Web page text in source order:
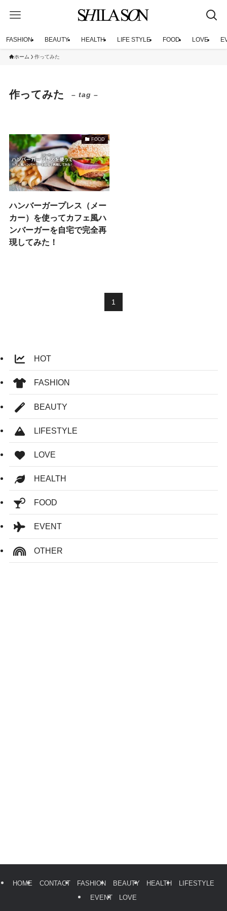
FASHION BEAUTY HEALTH LIFE STYLE FOOD LOVE
ホーム 作ってみた
作ってみた – tag –
FOOD
ハンバーガープレス（メー
カー）を使ってカフェ風ハ
ンバーガーを自宅で完全再
現してみた！
1
HOT
FASHION
BEAUTY
LIFESTYLE
LOVE
HEALTH
FOOD
EVENT
OTHER
HOME CONTACT FASHION BEAUTY HEALTH
LIFESTYLE
EVENT
LOVE